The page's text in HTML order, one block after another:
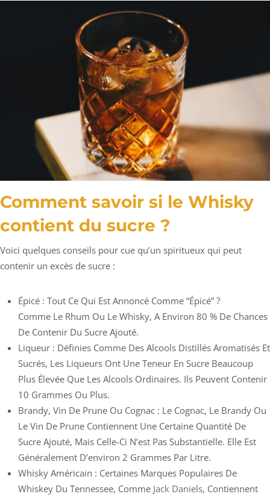
Comment savoir si le Whisky
contient du sucre ?
Voici quelques conseils pour cue qu’un spiritueux qui peut
contenir un excès de sucre :
Épicé : Tout Ce Qui Est Annoncé Comme “épicé” ?
Comme Le Rhum Ou Le Whisky, A Environ 80 % De Chances
De Contenir Du Sucre Ajouté.
Liqueur : Définies Comme Des Alcools Distillés Aromatisés Et
Sucrés, Les Liqueurs Ont Une Teneur En Sucre Beaucoup
Plus Élevée Que Les Alcools Ordinaires. Ils Peuvent Contenir
10 Grammes Ou Plus.
Brandy, Vin De Prune Ou Cognac : Le Cognac, Le Brandy Ou
Le Vin De Prune Contiennent Une Certaine Quantité De
Sucre Ajouté, Mais Celle-Ci N’est Pas Substantielle. Elle Est
Généralement D’environ 2 Grammes Par Litre.
Whisky Américain : Certaines Marques Populaires De
Whiskey Du Tennessee, Comme Jack Daniels, Contiennent